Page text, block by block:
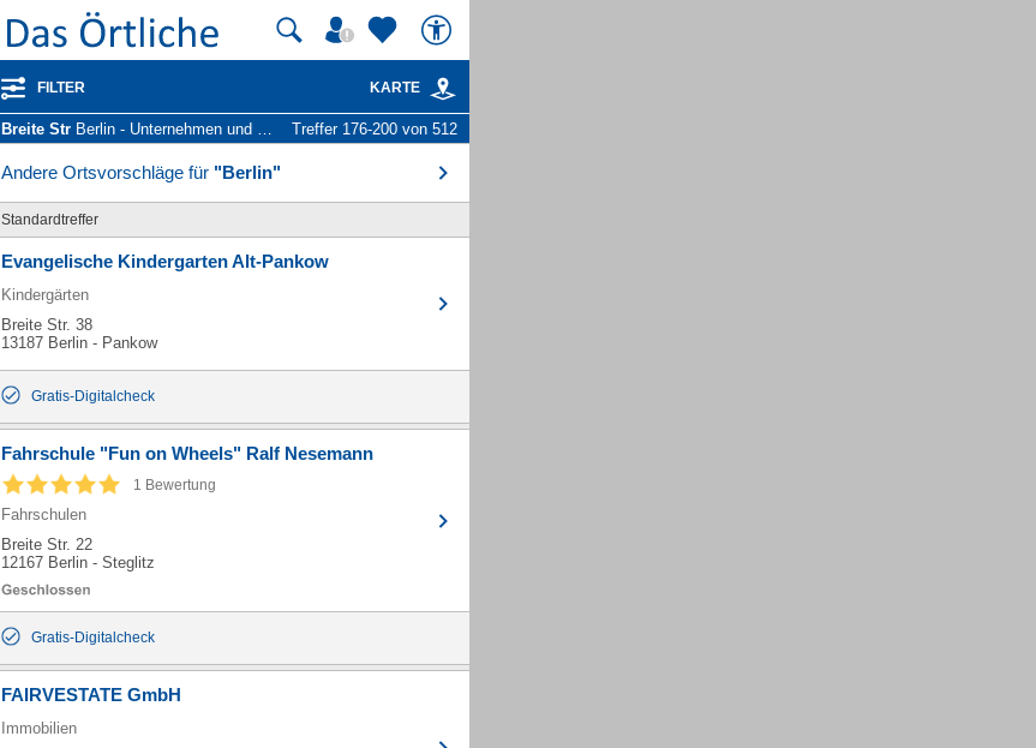
FILTER KARTE
Breite Str Berlin - Unternehmen und Personen Treffer 176-200 von 512
Andere Ortsvorschläge für "Berlin"
Standardtreffer
Evangelische Kindergarten Alt-Pankow
Kindergärten
Breite Str. 38
13187 Berlin - Pankow
Gratis-Digitalcheck
Fahrschule "Fun on Wheels" Ralf Nesemann
1 Bewertung
Fahrschulen
Breite Str. 22
12167 Berlin - Steglitz
Gratis-Digitalcheck
FAIRVESTATE GmbH
Immobilien